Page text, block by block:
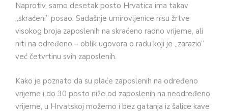
Naprotiv, samo desetak posto Hrvatica ima ta­kav
„skraćeni” posao. Sadašnje umi­rovljenice nisu žrtve
visokog broja za­poslenih na skraćeno radno vrijeme, ali
niti na određeno – oblik ugovora o radu koji je „zarazio”
već četvrtinu svih zaposlenih.
Kako je poznato da su plaće zapo­slenih na određeno
vrijeme i do 30 posto niže od zaposlenih na neodre­đeno
vrijeme, u Hrvatskoj možemo i bez gatanja iz šalice kave